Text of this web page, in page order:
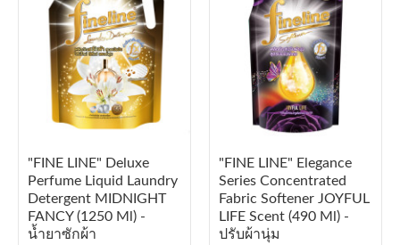
"FINE LINE" Deluxe
Perfume Liquid Laundry
Detergent MIDNIGHT
FANCY (1250 Ml) -
น้ำยาซักผ้า
"FINE LINE" Elegance
Series Concentrated
Fabric Softener JOYFUL
LIFE Scent (490 Ml) -
ปรับผ้านุ่ม